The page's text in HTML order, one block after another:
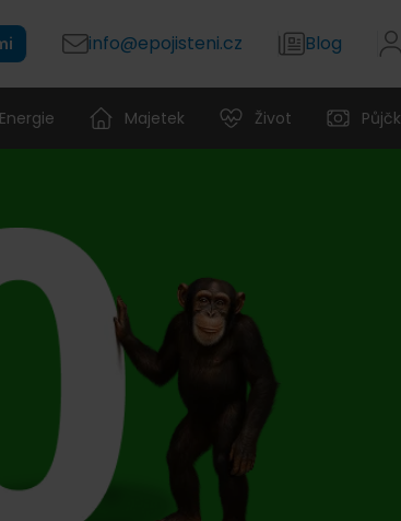
info@epojisteni.cz Blog
Energie Majetek Život